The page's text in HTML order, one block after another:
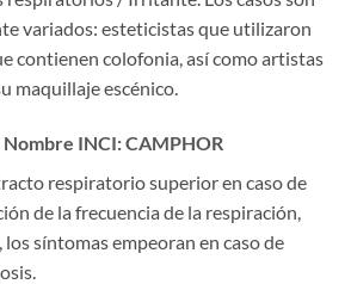
variados: esteticistas que utilizaron
contienen colofonia, así como artistas
maquillaje escénico.
INCI: CAMPHOR
respiratorio superior en caso de
de la frecuencia de la respiración,
síntomas empeoran en caso de